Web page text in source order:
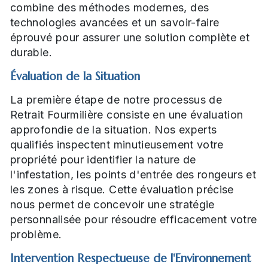
combine des méthodes modernes, des
technologies avancées et un savoir-faire
éprouvé pour assurer une solution complète et
durable.
Évaluation de la Situation
La première étape de notre processus de
Retrait Fourmilière consiste en une évaluation
approfondie de la situation. Nos experts
qualifiés inspectent minutieusement votre
propriété pour identifier la nature de
l'infestation, les points d'entrée des rongeurs et
les zones à risque. Cette évaluation précise
nous permet de concevoir une stratégie
personnalisée pour résoudre efficacement votre
problème.
Intervention Respectueuse de l'Environnement